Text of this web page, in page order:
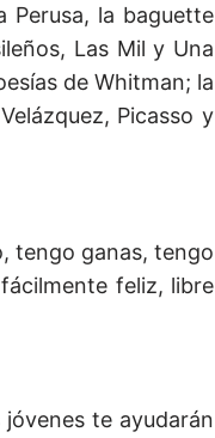
Perusa, la baguette
Las Mil y Una
de Whitman; la
Picasso y
tengo ganas, tengo
feliz, libre
te ayudarán